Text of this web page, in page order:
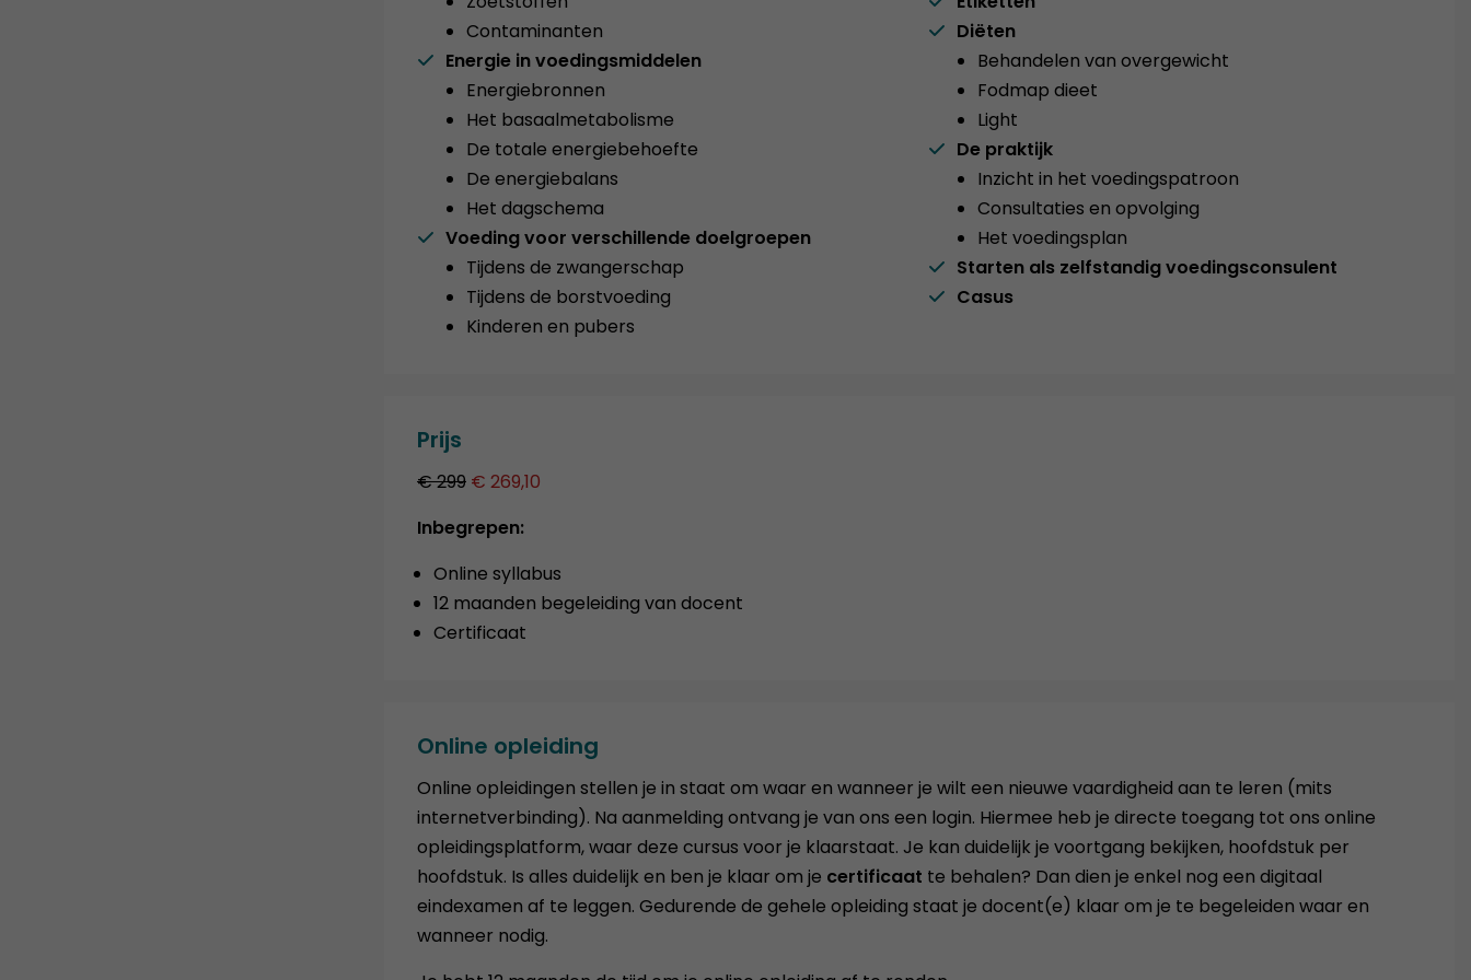
Contaminanten
Energie in voedingsmiddelen
Energiebronnen
Het basaalmetabolisme
De totale energiebehoefte
De energiebalans
Het dagschema
Voeding voor verschillende doelgroepen
Tijdens de zwangerschap
Tijdens de borstvoeding
Kinderen en pubers
Diëten
Behandelen van overgewicht
Fodmap dieet
Light
De praktijk
Inzicht in het voedingspatroon
Consultaties en opvolging
Het voedingsplan
Starten als zelfstandig voedingsconsulent
Casus
Prijs
€ 299 € 269,10
Inbegrepen:
Online syllabus
12 maanden begeleiding van docent
Certificaat
Online opleiding
Online opleidingen stellen je in staat om waar en wanneer je wilt een nieuwe vaardigheid aan te leren (mits
internetverbinding). Na aanmelding ontvang je van ons een login. Hiermee heb je directe toegang tot ons online
opleidingsplatform, waar deze cursus voor je klaarstaat. Je kan duidelijk je voortgang bekijken, hoofdstuk per
hoofdstuk. Is alles duidelijk en ben je klaar om je certificaat te behalen? Dan dien je enkel nog een digitaal
eindexamen af te leggen. Gedurende de gehele opleiding staat je docent(e) klaar om je te begeleiden waar en
wanneer nodig.